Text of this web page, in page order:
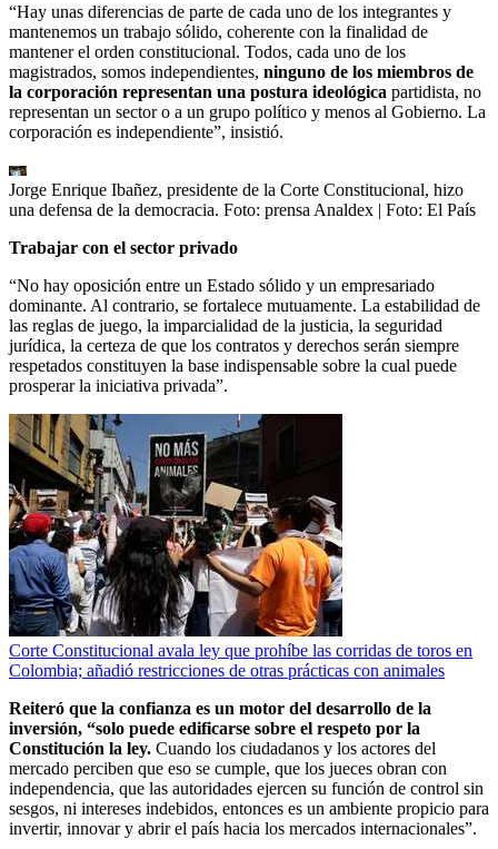
“Hay unas diferencias de parte de cada uno de los integrantes y
mantenemos un trabajo sólido, coherente con la finalidad de
mantener el orden constitucional. Todos, cada uno de los
magistrados, somos independientes, ninguno de los miembros de
la corporación representan una postura ideológica partidista, no
representan un sector o a un grupo político y menos al Gobierno. La
corporación es independiente”, insistió.
Jorge Enrique Ibañez, presidente de la Corte Constitucional, hizo
una defensa de la democracia. Foto: prensa Analdex | Foto: El País
Trabajar con el sector privado
“No hay oposición entre un Estado sólido y un empresariado
dominante. Al contrario, se fortalece mutuamente. La estabilidad de
las reglas de juego, la imparcialidad de la justicia, la seguridad
jurídica, la certeza de que los contratos y derechos serán siempre
respetados constituyen la base indispensable sobre la cual puede
prosperar la iniciativa privada”.
Corte Constitucional avala ley que prohíbe las corridas de toros en
Colombia; añadió restricciones de otras prácticas con animales
Reiteró que la confianza es un motor del desarrollo de la
inversión, “solo puede edificarse sobre el respeto por la
Constitución la ley. Cuando los ciudadanos y los actores del
mercado perciben que eso se cumple, que los jueces obran con
independencia, que las autoridades ejercen su función de control sin
sesgos, ni intereses indebidos, entonces es un ambiente propicio para
invertir, innovar y abrir el país hacia los mercados internacionales”.